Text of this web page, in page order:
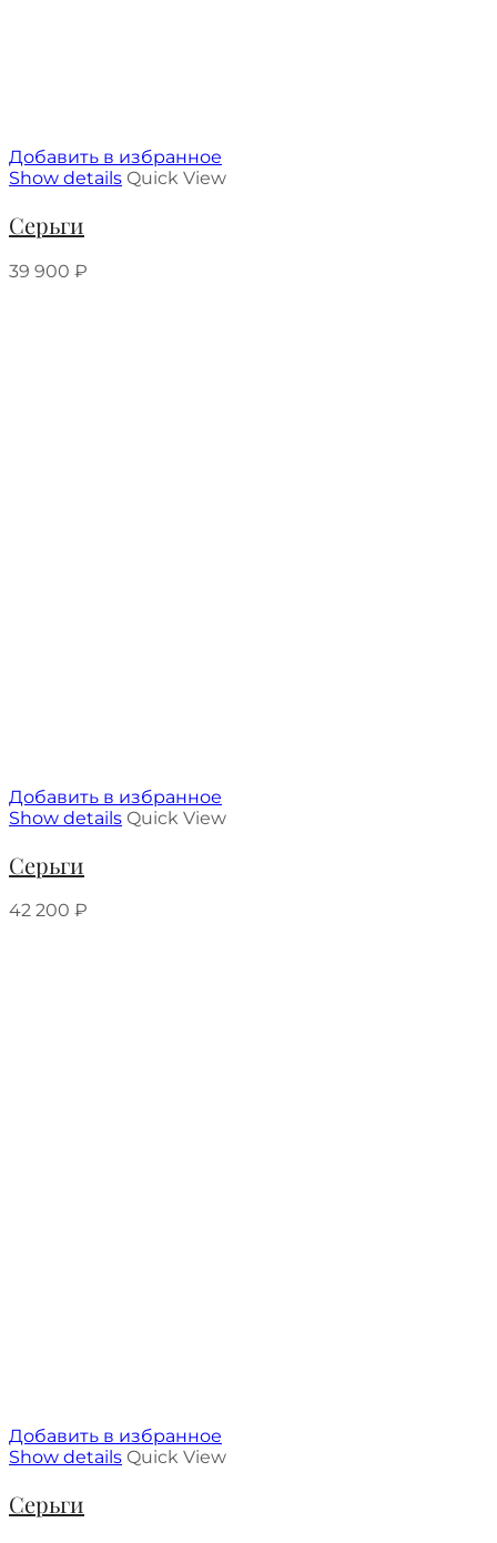
Добавить в избранное
Show details Quick View
Серьги
39 900 ₽
Добавить в избранное
Show details Quick View
Серьги
42 200 ₽
Добавить в избранное
Show details Quick View
Серьги